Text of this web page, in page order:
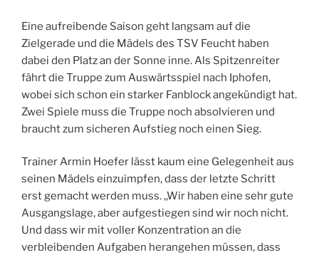
Eine aufreibende Saison geht langsam auf die
Zielgerade und die Mädels des TSV Feucht haben
dabei den Platz an der Sonne inne. Als Spitzenreiter
fährt die Truppe zum Auswärtsspiel nach Iphofen,
wobei sich schon ein starker Fanblock angekündigt hat.
Zwei Spiele muss die Truppe noch absolvieren und
braucht zum sicheren Aufstieg noch einen Sieg.
Trainer Armin Hoefer lässt kaum eine Gelegenheit aus
seinen Mädels einzuimpfen, dass der letzte Schritt
erst gemacht werden muss. ,,Wir haben eine sehr gute
Ausgangslage, aber aufgestiegen sind wir noch nicht.
Und dass wir mit voller Konzentration an die
verbleibenden Aufgaben herangehen müssen, dass